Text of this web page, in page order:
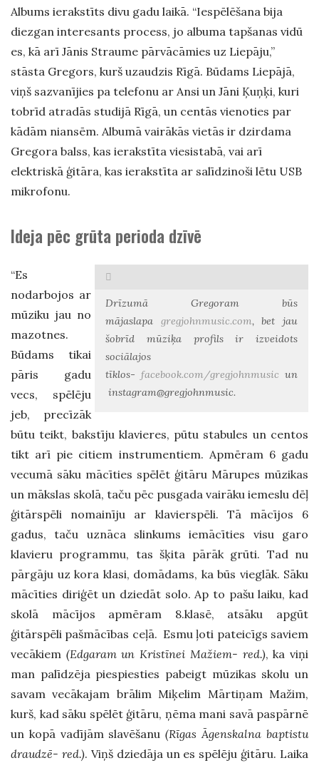
Albums ierakstīts divu gadu laikā. “Iespēlēšana bija
diezgan interesants process, jo albuma tapšanas vidū
es, kā arī Jānis Straume pārvācāmies uz Liepāju,”
stāsta Gregors, kurš uzaudzis Rīgā. Būdams Liepājā,
viņš sazvanījies pa telefonu ar Ansi un Jāni Ķuņķi, kuri
tobrīd atradās studijā Rīgā, un centās vienoties par
kādām niansēm. Albumā vairākās vietās ir dzirdama
Gregora balss, kas ierakstīta viesistabā, vai arī
elektriskā ģitāra, kas ierakstīta ar salīdzinoši lētu USB
mikrofonu.
Ideja pēc grūta perioda dzīvē
Drīzumā Gregoram būs
mājaslapa gregjohnmusic.com, bet jau
šobrīd mūziķa profils ir izveidots
sociālajos
tīklos- facebook.com/gregjohnmusic un
instagram@gregjohnmusic.
“Es
nodarbojos ar
mūziku jau no
mazotnes.
Būdams tikai
pāris gadu
vecs, spēlēju
jeb, precīzāk
būtu teikt, bakstīju klavieres, pūtu stabules un centos
tikt arī pie citiem instrumentiem. Apmēram 6 gadu
vecumā sāku mācīties spēlēt ģitāru Mārupes mūzikas
un mākslas skolā, taču pēc pusgada vairāku iemeslu dēļ
ģitārspēli nomainīju ar klavierspēli. Tā mācījos 6
gadus, taču uznāca slinkums iemācīties visu garo
klavieru programmu, tas šķita pārāk grūti. Tad nu
pārgāju uz kora klasi, domādams, ka būs vieglāk. Sāku
mācīties diriģēt un dziedāt solo. Ap to pašu laiku, kad
skolā mācījos apmēram 8.klasē, atsāku apgūt
ģitārspēli pašmācības ceļā. Esmu ļoti pateicīgs saviem
vecākiem (Edgaram un Kristīnei Mažiem- red.), ka viņi
man palīdzēja piespiesties pabeigt mūzikas skolu un
savam vecākajam brālim Miķelim Mārtiņam Mažim,
kurš, kad sāku spēlēt ģitāru, ņēma mani savā paspārnē
un kopā vadījām slavēšanu(Rīgas Āgenskalna baptistu
draudzē- red.). Viņš dziedāja un es spēlēju ģitāru. Laika